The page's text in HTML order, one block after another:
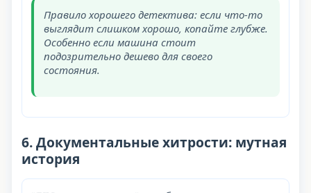
Правило хорошего детектива: если что-то
выглядит слишком хорошо, копайте глубже.
Особенно если машина стоит
подозрительно дешево для своего
состояния.
6. Документальные хитрости: мутная
история